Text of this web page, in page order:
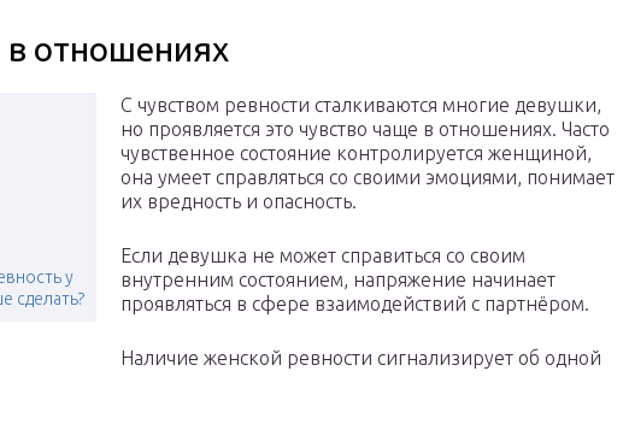
отношениях
у
сделать?
С чувством ревности сталкиваются многие девушки,
но проявляется это чувство чаще в отношениях. Часто
чувственное состояние контролируется женщиной,
она умеет справляться со своими эмоциями, понимает
их вредность и опасность.
Если девушка не может справиться со своим
внутренним состоянием, напряжение начинает
проявляться в сфере взаимодействий с партнёром.
Наличие женской ревности сигнализирует об одной